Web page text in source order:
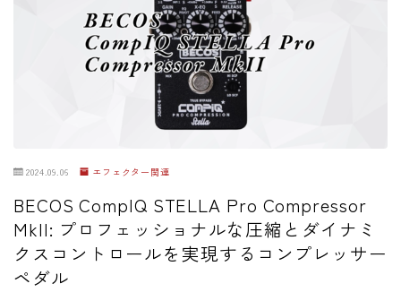
アコースティックギター
エレアコ
オーバードライブ
ファズ
ディレイ
2024.09.06 エフェクター関連
BECOS CompIQ STELLA Pro Compressor
MkII: プロフェッショナルな圧縮とダイナミ
クスコントロールを実現するコンプレッサー
ペダル